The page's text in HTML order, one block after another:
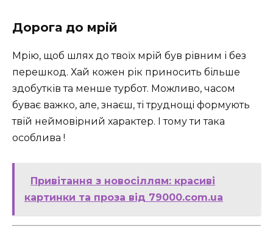
Дорога до мрій
Mрію, щоб шлях до твоїх мрій був рівним і без
перешкод. Хай кожен рік приносить більше
здобутків та менше турбот. Можливо, часом
буває важко, але, знаєш, ті труднощі формують
твій неймовірний характер. І тому ти така
особлива !
Привітання з новосіллям: красиві
картинки та проза від 79000.com.ua